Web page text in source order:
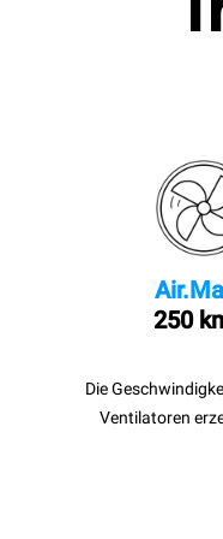
250
Die
Ventilatoren